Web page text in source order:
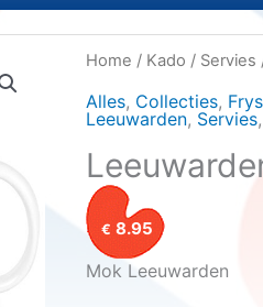
Home / Kado / Servies
Alles, Collecties,
Leeuwarden, Servies,
€ 8.95
Mok Leeuwarden